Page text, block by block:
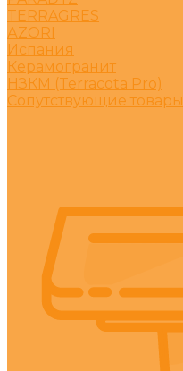
TERRAGRES
АZORI
Испания
Керамогранит
НЗКМ (Terracota Pro)
Сопутствующие товары